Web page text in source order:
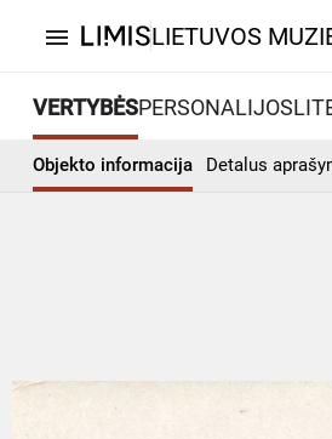
menu LIETUVOS
VERTYBĖSPERSONALIJOS
Objekto informacija Detalus